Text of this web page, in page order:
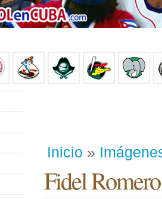
Inicio »
Fidel